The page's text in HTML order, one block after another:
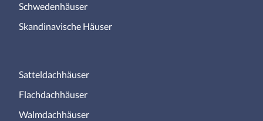
Schwedenhäuser
Skandinavische Häuser
Satteldachhäuser
Flachdachhäuser
Walmdachhäuser